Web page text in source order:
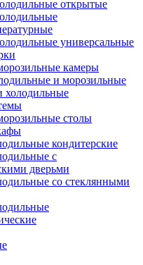
открытые
универсальные
камеры
и морозильные
холодильные
столы
кондитерские
с
дверьми
со стеклянными